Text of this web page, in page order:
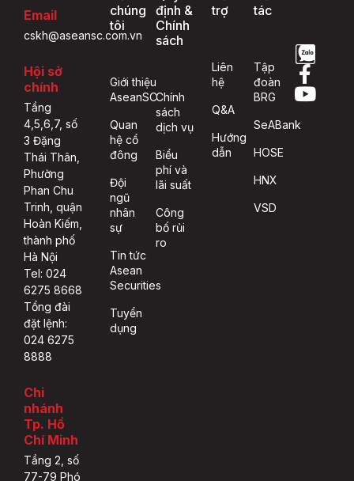
Email
cskh@aseansc.com.vn
Hội sở
chính
Tầng
4,5,6,7, số
3 Đặng
Thái Thân,
Phường
Phan Chu
Trinh, quận
Hoàn Kiếm,
thành phố
Hà Nội
Tel: 024
6275 8668
Tổng đài
đặt lệnh:
024 6275
8888
Chi
nhánh
Tp. Hồ
Chí Minh
Tầng 2, số
77-79 Phó
chúng
tôi
Giới thiệu
AseanSC
Quan
hệ cổ
đông
Đội
ngũ
nhân
sự
Tin tức
Asean
Securities
Tuyển
dụng
định &
Chính
sách
Chính
sách
dịch vụ
Biểu
phí và
lãi suất
Công
bố rủi
ro
trợ
Liên
hệ
Q&A
Hướng
dẫn
tác
Tập
đoàn
BRG
SeABank
HOSE
HNX
VSD